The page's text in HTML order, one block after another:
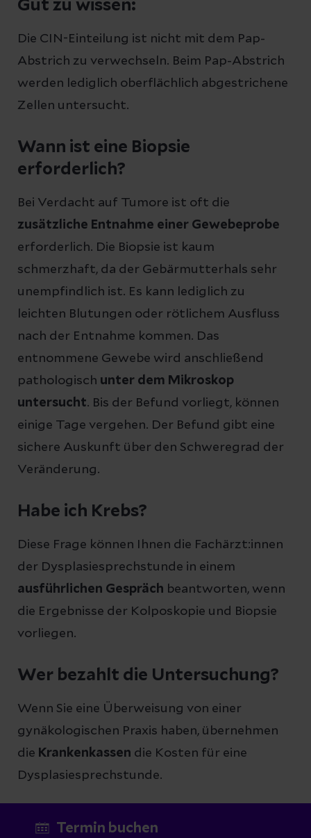
Gut zu wissen:
Die CIN-Einteilung ist nicht mit dem Pap-
Abstrich zu verwechseln. Beim Pap-Abstrich
werden lediglich oberflächlich abgestrichene
Zellen untersucht.
Wann ist eine Biopsie
erforderlich?
Bei Verdacht auf Tumore ist oft die
zusätzliche Entnahme einer Gewebeprobe
erforderlich. Die Biopsie ist kaum
schmerzhaft, da der Gebärmutterhals sehr
unempfindlich ist. Es kann lediglich zu
leichten Blutungen oder rötlichem Ausfluss
nach der Entnahme kommen. Das
entnommene Gewebe wird anschließend
pathologisch unter dem Mikroskop
untersucht. Bis der Befund vorliegt, können
einige Tage vergehen. Der Befund gibt eine
sichere Auskunft über den Schweregrad der
Veränderung.
Habe ich Krebs?
Diese Frage können Ihnen die Fachärzt:innen
der Dysplasiesprechstunde in einem
ausführlichen Gespräch beantworten, wenn
die Ergebnisse der Kolposkopie und Biopsie
vorliegen.
Wer bezahlt die Untersuchung?
Wenn Sie eine Überweisung von einer
gynäkologischen Praxis haben, übernehmen
die Krankenkassen die Kosten für eine
Dysplasiesprechstunde.
Termin buchen